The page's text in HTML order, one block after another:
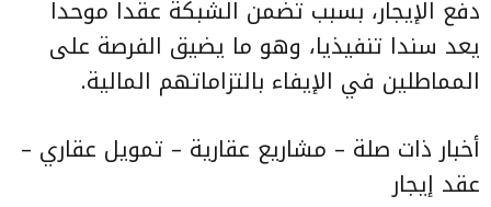
دفع الإيجار، بسبب تضمن الشبكة عقدا موحدا
يعد سندا تنفيذيا، وهو ما يضيق الفرصة على
المماطلين في الإيفاء بالتزاماتهم المالية.
أخبار ذات صلة – مشاريع عقارية – تمويل عقاري –
عقد إيجار